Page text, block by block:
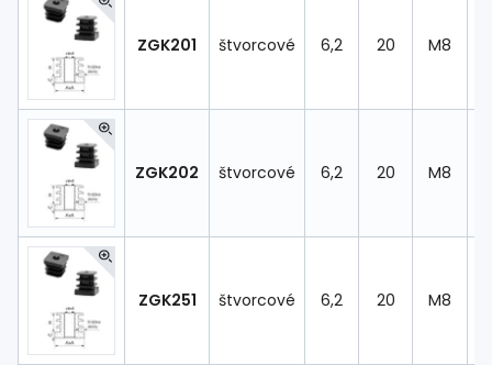
ZGK201 štvorcové 6,2 20 M8
ZGK202 štvorcové 6,2 20 M8
ZGK251 štvorcové 6,2 20 M8